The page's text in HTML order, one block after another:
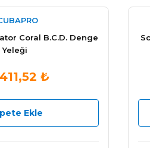
Coral B.C.D. Denge
Yeleği
₺
Ekle